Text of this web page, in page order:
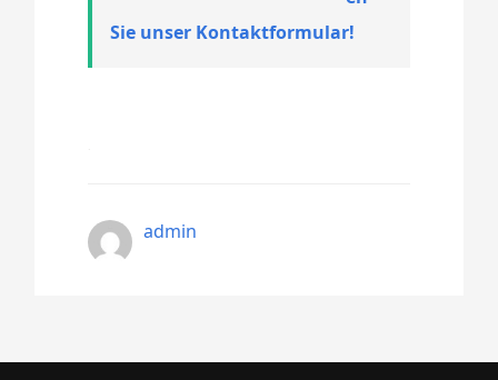
Sie unser Kontaktformular!
admin